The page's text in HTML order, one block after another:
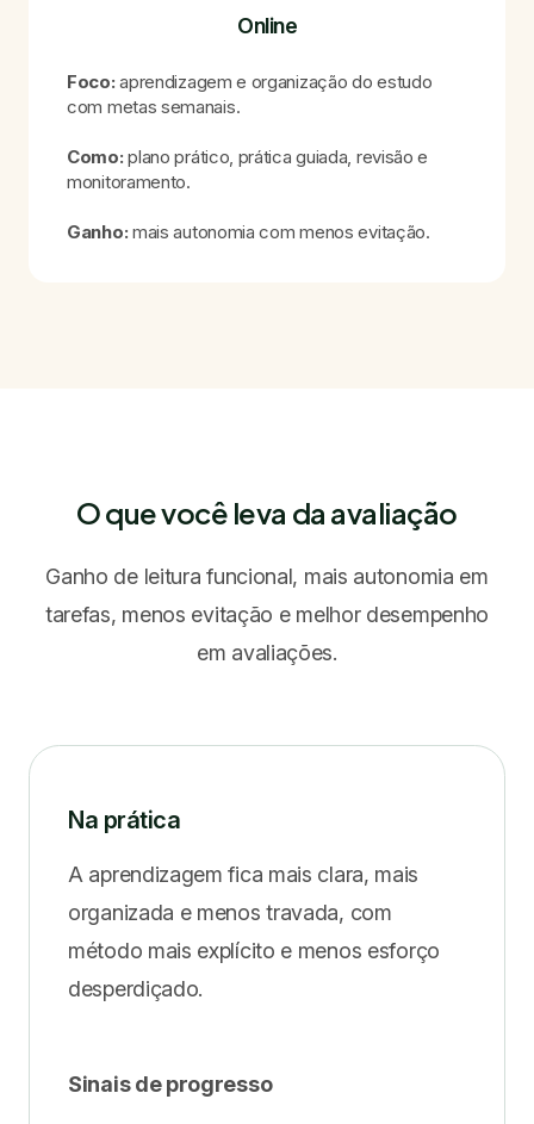
Online
Foco: aprendizagem e organização do estudo
com metas semanais.
Como: plano prático, prática guiada, revisão e
monitoramento.
Ganho: mais autonomia com menos evitação.
O que você leva da avaliação
Ganho de leitura funcional, mais autonomia em
tarefas, menos evitação e melhor desempenho
em avaliações.
Na prática
A aprendizagem fica mais clara, mais
organizada e menos travada, com
método mais explícito e menos esforço
desperdiçado.
Sinais de progresso